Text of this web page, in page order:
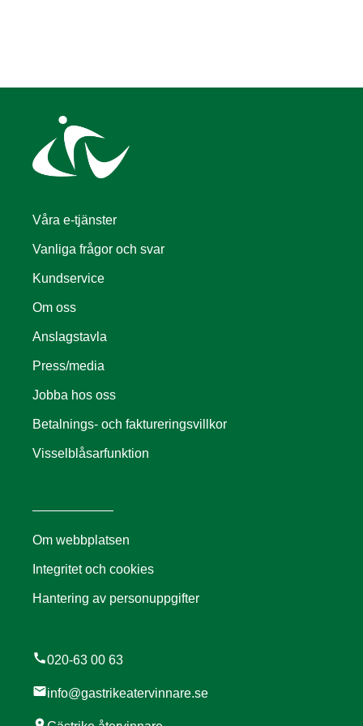
Våra e-tjänster
Vanliga frågor och svar
Kundservice
Om oss
Anslagstavla
Press/media
Jobba hos oss
Betalnings- och faktureringsvillkor
Visselblåsarfunktion
Om webbplatsen
Integritet och cookies
Hantering av personuppgifter
call020-63 00 63
mailinfo@gastrikeatervinnare.se